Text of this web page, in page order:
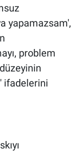
yapamazsam',
problem
ifadelerini